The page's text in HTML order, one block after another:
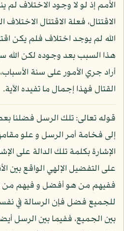
الأمم إذ لو لا وجود الاختلاف لم
الاقتتال، فعلة الاقتتال
الله لم يوجد اختلاف فلم يكن
هذا السبب بعد وجوده لكن الله
أراد جري الأمور على سنة
القتال فهذا إجمال ما تفيده الآية.
قوله تعالى: تلك الرسل فضلنا
إلى فخامة أمر الرسل و علو
الإشارة بكلمة تلك الدالة على
على التفضيل الإلهي الواقع بين
ففيهم من هو أفضل و فيهم من
للجميع فضل فإن الرسالة في
بين الجميع، ففيما بين الرسل